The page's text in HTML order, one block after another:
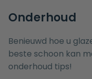
Onderhoud
Benieuwd hoe u
beste schoon kan
onderhoud tips!